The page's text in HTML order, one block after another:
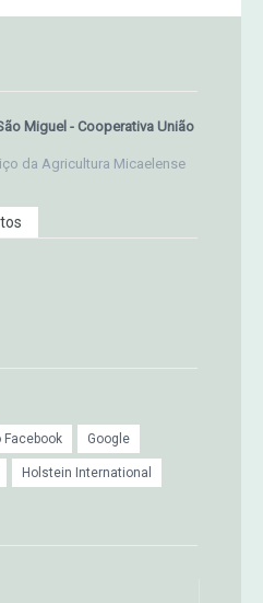
Miguel - Cooperativa União
da Agricultura Micaelense
Google
Holstein International